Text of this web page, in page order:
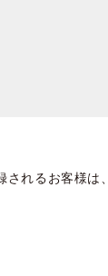
されるお客様は、